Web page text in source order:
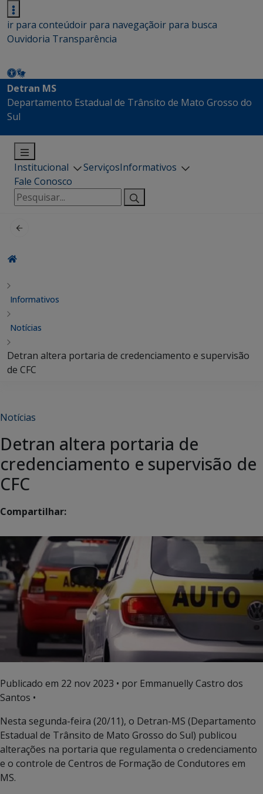
ir para conteúdoir para navegaçãoir para busca
Ouvidoria Transparência
Detran MS
Departamento Estadual de Trânsito de Mato Grosso do
Sul
Institucional ServiçosInformativos
Fale Conosco
Pesquisar
por:
Informativos
Notícias
Detran altera portaria de credenciamento e supervisão
de CFC
Notícias
Detran altera portaria de
credenciamento e supervisão de
CFC
Compartilhar:
Publicado em 22 nov 2023 • por Emmanuelly Castro dos
Santos •
Nesta segunda-feira (20/11), o Detran-MS (Departamento
Estadual de Trânsito de Mato Grosso do Sul) publicou
alterações na portaria que regulamenta o credenciamento
e o controle de Centros de Formação de Condutores em
MS.